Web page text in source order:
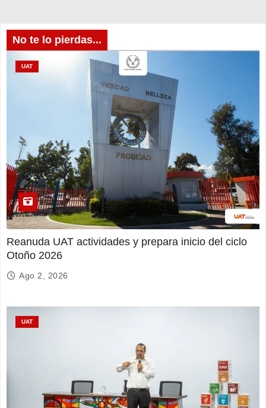
No te lo pierdas...
UAT
Reanuda UAT actividades y prepara inicio del ciclo
Otoño 2026
Ago 2, 2026
UAT